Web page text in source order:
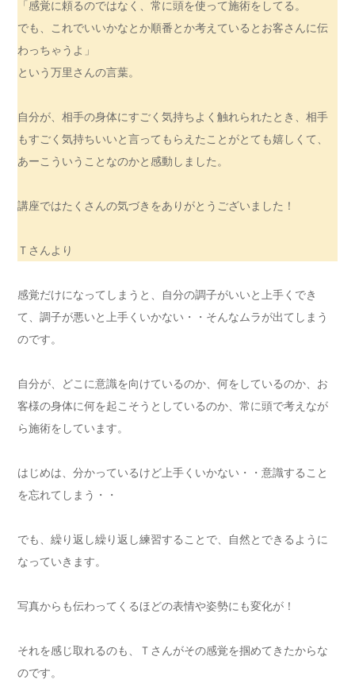
「感覚に頼るのではなく、常に頭を使って施術をしてる。
でも、これでいいかなとか順番とか考えているとお客さんに伝
わっちゃうよ」
という万里さんの言葉。
自分が、相手の身体にすごく気持ちよく触れられたとき、相手
もすごく気持ちいいと言ってもらえたことがとても嬉しくて、
あーこういうことなのかと感動しました。
講座ではたくさんの気づきをありがとうございました！
Ｔさんより
感覚だけになってしまうと、自分の調子がいいと上手くでき
て、調子が悪いと上手くいかない・・そんなムラが出てしまう
のです。
自分が、どこに意識を向けているのか、何をしているのか、お
客様の身体に何を起こそうとしているのか、常に頭で考えなが
ら施術をしています。
はじめは、分かっているけど上手くいかない・・意識すること
を忘れてしまう・・
でも、繰り返し繰り返し練習することで、自然とできるように
なっていきます。
写真からも伝わってくるほどの表情や姿勢にも変化が！
それを感じ取れるのも、Ｔさんがその感覚を掴めてきたからな
のです。